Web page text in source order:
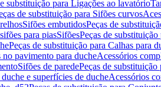
substituição para Ligações ao lavatório
de substituição para Sifões curvos
Sifões embutidosPeças de
para piasSifõesPeças de substituição
Peças de substituição para Calhas para
no pavimento para ducheAcessórios
Sifões de paredePeças de
duche e superfícies de ducheAcessórios